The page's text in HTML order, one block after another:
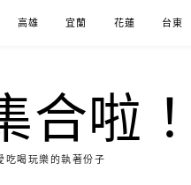
高雄 宜蘭 花蓮 台東
合啦！
吃喝玩樂的執著份子